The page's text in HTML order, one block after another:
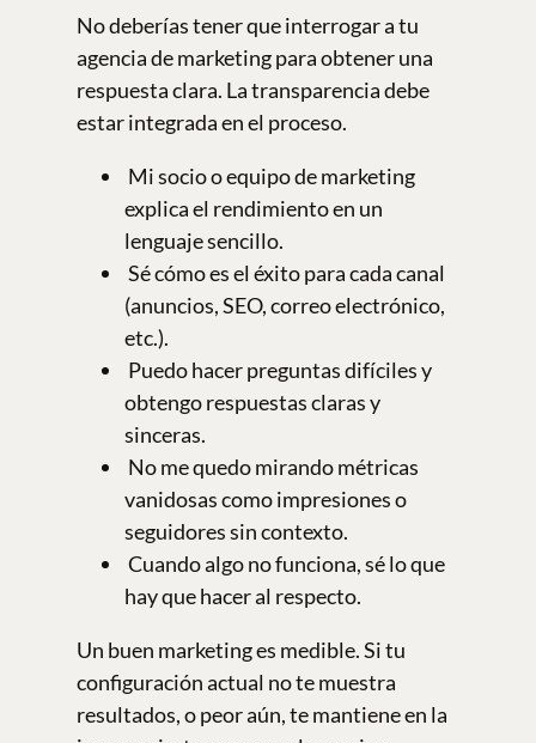
No deberías tener que interrogar a tu
agencia de marketing para obtener una
respuesta clara. La transparencia debe
estar integrada en el proceso.
Mi socio o equipo de marketing
explica el rendimiento en un
lenguaje sencillo.
Sé cómo es el éxito para cada canal
(anuncios, SEO, correo electrónico,
etc.).
Puedo hacer preguntas difíciles y
obtengo respuestas claras y
sinceras.
No me quedo mirando métricas
vanidosas como impresiones o
seguidores sin contexto.
Cuando algo no funciona, sé lo que
hay que hacer al respecto.
Un buen marketing es medible. Si tu
configuración actual no te muestra
resultados, o peor aún, te mantiene en la